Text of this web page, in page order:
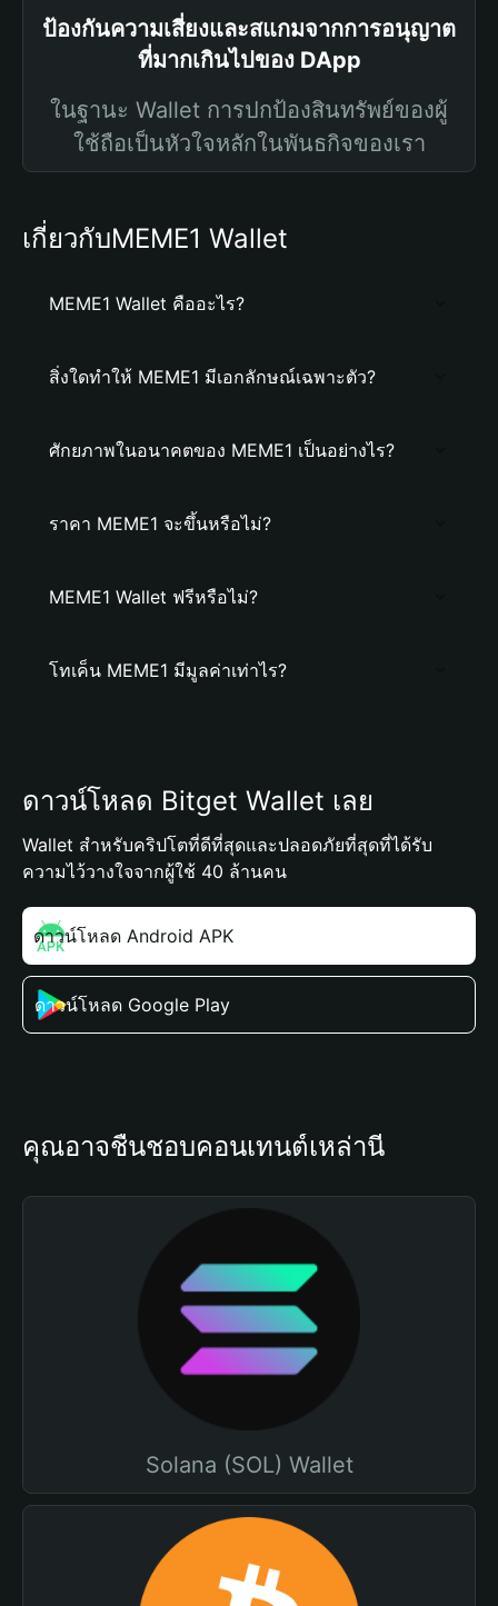
ป้องกันความเสี่ยงและสแกมจากการอนุญาต
ที่มากเกินไปของ DApp
ในฐานะ Wallet การปกป้องสินทรัพย์ของผู้
ใช้ถือเป็นหัวใจหลักในพันธกิจของเรา
เกี่ยวกับMEME1 Wallet
MEME1 Wallet คืออะไร?
สิ่งใดทำให้ MEME1 มีเอกลักษณ์เฉพาะตัว?
ศักยภาพในอนาคตของ MEME1 เป็นอย่างไร?
ราคา MEME1 จะขึ้นหรือไม่?
MEME1 Wallet ฟรีหรือไม่?
โทเค็น MEME1 มีมูลค่าเท่าไร?
ดาวน์โหลด Bitget Wallet เลย
Wallet สำหรับคริปโตที่ดีที่สุดและปลอดภัยที่สุดที่ได้รับ
ความไว้วางใจจากผู้ใช้ 40 ล้านคน
ดาวน์โหลด Android APK
ดาวน์โหลด Google Play
คุณอาจชื่นชอบคอนเทนต์เหล่านี้
Solana (SOL) Wallet